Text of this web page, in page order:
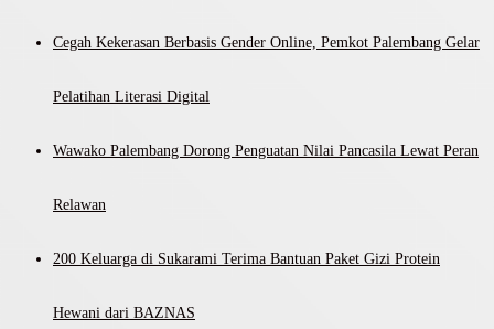
Cegah Kekerasan Berbasis Gender Online, Pemkot Palembang Gelar
Pelatihan Literasi Digital
Wawako Palembang Dorong Penguatan Nilai Pancasila Lewat Peran
Relawan
200 Keluarga di Sukarami Terima Bantuan Paket Gizi Protein
Hewani dari BAZNAS